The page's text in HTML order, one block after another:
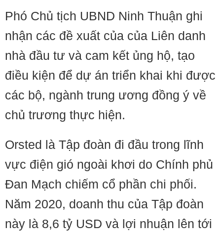
Phó Chủ tịch UBND Ninh Thuận ghi
nhận các đề xuất của của Liên danh
nhà đầu tư và cam kết ủng hộ, tạo
điều kiện để dự án triển khai khi được
các bộ, ngành trung ương đồng ý về
chủ trương thực hiện.
Orsted là Tập đoàn đi đầu trong lĩnh
vực điện gió ngoài khơi do Chính phủ
Đan Mạch chiếm cổ phần chi phối.
Năm 2020, doanh thu của Tập đoàn
này là 8,6 tỷ USD và lợi nhuận lên tới